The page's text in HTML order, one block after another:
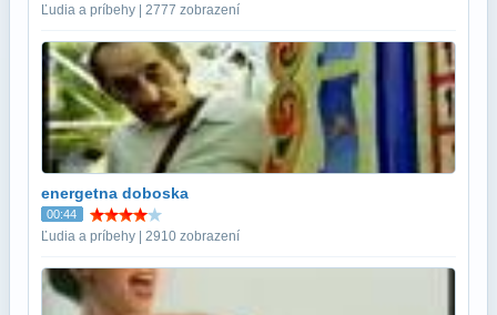
Ľudia a príbehy | 2777 zobrazení
energetna doboska
00:44
Ľudia a príbehy | 2910 zobrazení